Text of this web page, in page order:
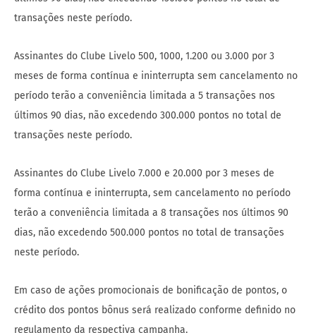
transações neste período.
Assinantes do Clube Livelo 500, 1000, 1.200 ou 3.000 por 3
meses de forma contínua e ininterrupta sem cancelamento no
período terão a conveniência limitada a 5 transações nos
últimos 90 dias, não excedendo 300.000 pontos no total de
transações neste período.
Assinantes do Clube Livelo 7.000 e 20.000 por 3 meses de
forma contínua e ininterrupta, sem cancelamento no período
terão a conveniência limitada a 8 transações nos últimos 90
dias, não excedendo 500.000 pontos no total de transações
neste período.
Em caso de ações promocionais de bonificação de pontos, o
crédito dos pontos bônus será realizado conforme definido no
regulamento da respectiva campanha.